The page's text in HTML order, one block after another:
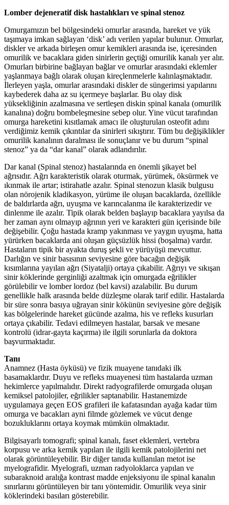
Lomber dejeneratif disk hastalıkları ve spinal stenoz
Omurgamızın bel bölgesindeki omurlar arasında, hareket ve yük
taşımaya imkan sağlayan ‘disk’ adı verilen yapılar bulunur. Omurlar,
diskler ve arkada birleşen omur kemikleri arasında ise, içeresinden
omurilik ve bacaklara giden sinirlerin geçtiği omurilik kanalı yer alır.
Omurları birbirine bağlayan bağlar ve omurlar arasındaki eklemler
yaşlanmaya bağlı olarak oluşan kireçlenmelerle kalınlaşmaktadır.
İlerleyen yaşla, omurlar arasındaki diskler de süngerimsi yapılarını
kaybederek daha az su içermeye başlarlar. Bu olay disk
yüksekliğinin azalmasına ve sertleşen diskin spinal kanala (omurilik
kanalına) doğru bombeleşmesine sebep olur. Yine vücut tarafından
omurga hareketini kısıtlamak amacı ile oluşturulan osteofit adını
verdiğimiz kemik çıkıntılar da sinirleri sıkıştırır. Tüm bu değişiklikler
omurilik kanalının daralması ile sonuçlanır ve bu durum “spinal
stenoz” ya da “dar kanal” olarak adlandırılır.
Dar kanal (Spinal stenoz) hastalarında en önemli şikayet bel
ağrısıdır. Ağrı karakteristik olarak oturmak, yürümek, öksürmek ve
ıkınmak ile artar; istirahatle azalır. Spinal stenozun klasik bulgusu
olan nörojenik kladikasyon, yürüme ile oluşan bacaklarda, özellikle
de baldırlarda ağrı, uyuşma ve karıncalanma ile karakterizedir ve
dinlenme ile azalır. Tipik olarak belden başlayıp bacaklara yayılsa da
her zaman aynı olmayıp ağrının yeri ve karakteri gün içerisinde bile
değişebilir. Çoğu hastada kramp yakınması ve yaygın uyuşma, hatta
yürürken bacaklarda ani oluşan güçsüzlük hissi (boşalma) vardır.
Hastaların tipik bir ayakta duruş şekli ve yürüyüşü mevcuttur.
Darlığın ve sinir basısının seviyesine göre bacağın değişik
kısımlarına yayılan ağrı (Siyatalji) ortaya çıkabilir. Ağrıyı ve sıkışan
sinir köklerinde gerginliği azaltmak için omurgada eğrilikler
görülebilir ve lomber lordoz (bel kavsi) azalabilir. Bu durum
genellikle halk arasında belde düzleşme olarak tarif edilir. Hastalarda
bir süre sonra basıya uğrayan sinir kökünün seviyesine göre değişik
kas bölgelerinde hareket gücünde azalma, his ve refleks kusurları
ortaya çıkabilir. Tedavi edilmeyen hastalar, barsak ve mesane
kontrolü (idrar-gayta kaçırma) ile ilgili sorunlarla da doktora
başvurmaktadır.
Tanı
Anamnez (Hasta öyküsü) ve fizik muayene tanıdaki ilk
basamaklardır. Duyu ve refleks muayenesi tüm hastalarda uzman
hekimlerce yapılmalıdır. Direkt radyografilerde omurgada oluşan
kemiksel patolojiler, eğrilikler saptanabilir. Hastanemizde
uygulamaya geçen EOS grafileri ile kafatasından ayağa kadar tüm
omurga ve bacakları ayni filmde gözlemek ve vücut denge
bozukluklarını ortaya koymak mümkün olmaktadır.
Bilgisayarlı tomografi; spinal kanalı, faset eklemleri, vertebra
korpusu ve arka kemik yapıları ile ilgili kemik patolojilerini net
olarak görüntüleyebilir. Bir diğer tanıda kullanılan metot ise
myelografidir. Myelografi, uzman radyoloklarca yapılan ve
subaraknoid aralığa kontrast madde enjeksiyonu ile spinal kanalın
sınırlarını görüntüleyen bir tanı yöntemidir. Omurilik veya sinir
köklerindeki basıları gösterebilir.